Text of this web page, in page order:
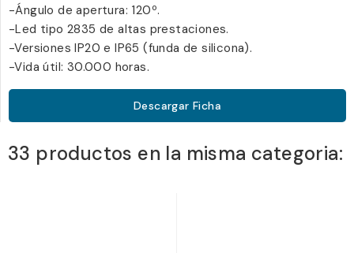
-Ángulo de apertura: 120º.
-Led tipo 2835 de altas prestaciones.
-Versiones IP20 e IP65 (funda de silicona).
-Vida útil: 30.000 horas.
Descargar Ficha
33 productos en la misma categoria: